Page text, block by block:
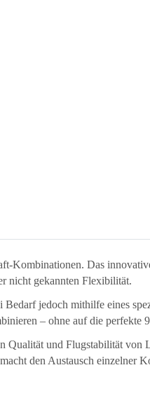
Kombinationen. Das
nicht gekannten Flexibilität.
jedoch mithilfe eines
– ohne auf die perfekte
und Flugstabilität
den Austausch einzelner